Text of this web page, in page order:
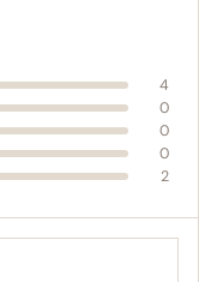
4
0
0
0
2